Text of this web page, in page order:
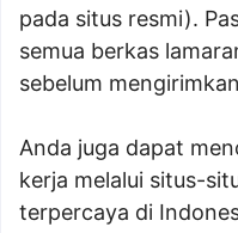
pada situs resmi).
semua berkas
sebelum
Anda juga dapat
kerja melalui situs-
terpercaya di